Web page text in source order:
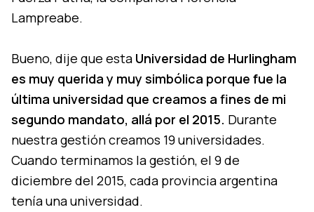
Lampreabe.
Bueno, dije que esta Universidad de Hurlingham
es muy querida y muy simbólica porque fue la
última universidad que creamos a fines de mi
segundo mandato, allá por el 2015. Durante
nuestra gestión creamos 19 universidades.
Cuando terminamos la gestión, el 9 de
diciembre del 2015, cada provincia argentina
tenía una universidad.